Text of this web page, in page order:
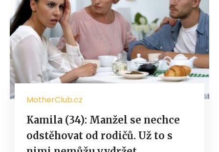
MotherClub.cz
Kamila (34): Manžel se nechce
odstěhovat od rodičů. Už to s